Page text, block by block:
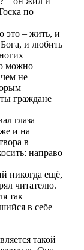
по
это – жить, и
и любить
можно
не
граждане
глаза
и на
в
направо
никогда ещё,
читателю.
так
в себе
такой